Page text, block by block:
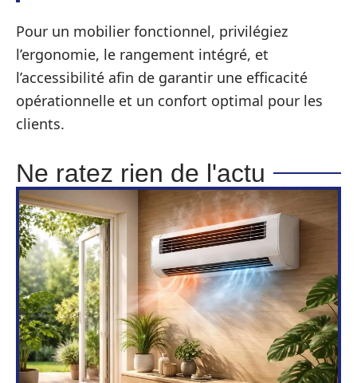
Pour un mobilier fonctionnel, privilégiez
l’ergonomie, le rangement intégré, et
l’accessibilité afin de garantir une efficacité
opérationnelle et un confort optimal pour les
clients.
Ne ratez rien de l'actu